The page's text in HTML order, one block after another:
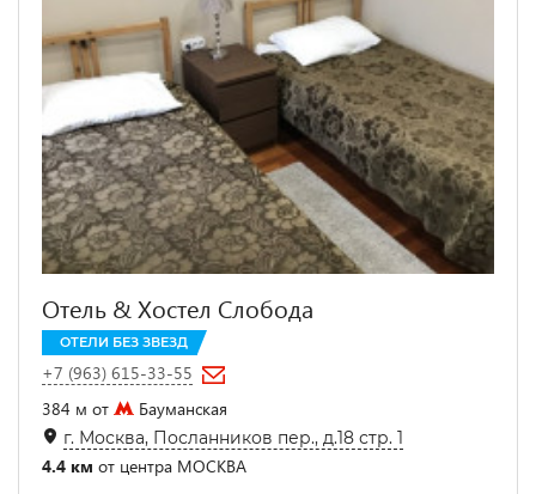
Отель & Хостел Слобода
ОТЕЛИ БЕЗ ЗВЕЗД
+7 (963) 615-33-55
384 м от
Бауманская
г. Москва, Посланников пер., д.18 стр. 1
4.4 км от центра МОСКВА